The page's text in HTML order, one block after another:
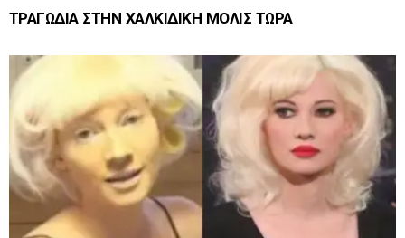
ΤΡΑΓΩΔΙΑ ΣΤΗΝ ΧΑΛΚΙΔΙΚΗ ΜΟΛΙΣ ΤΩΡΑ